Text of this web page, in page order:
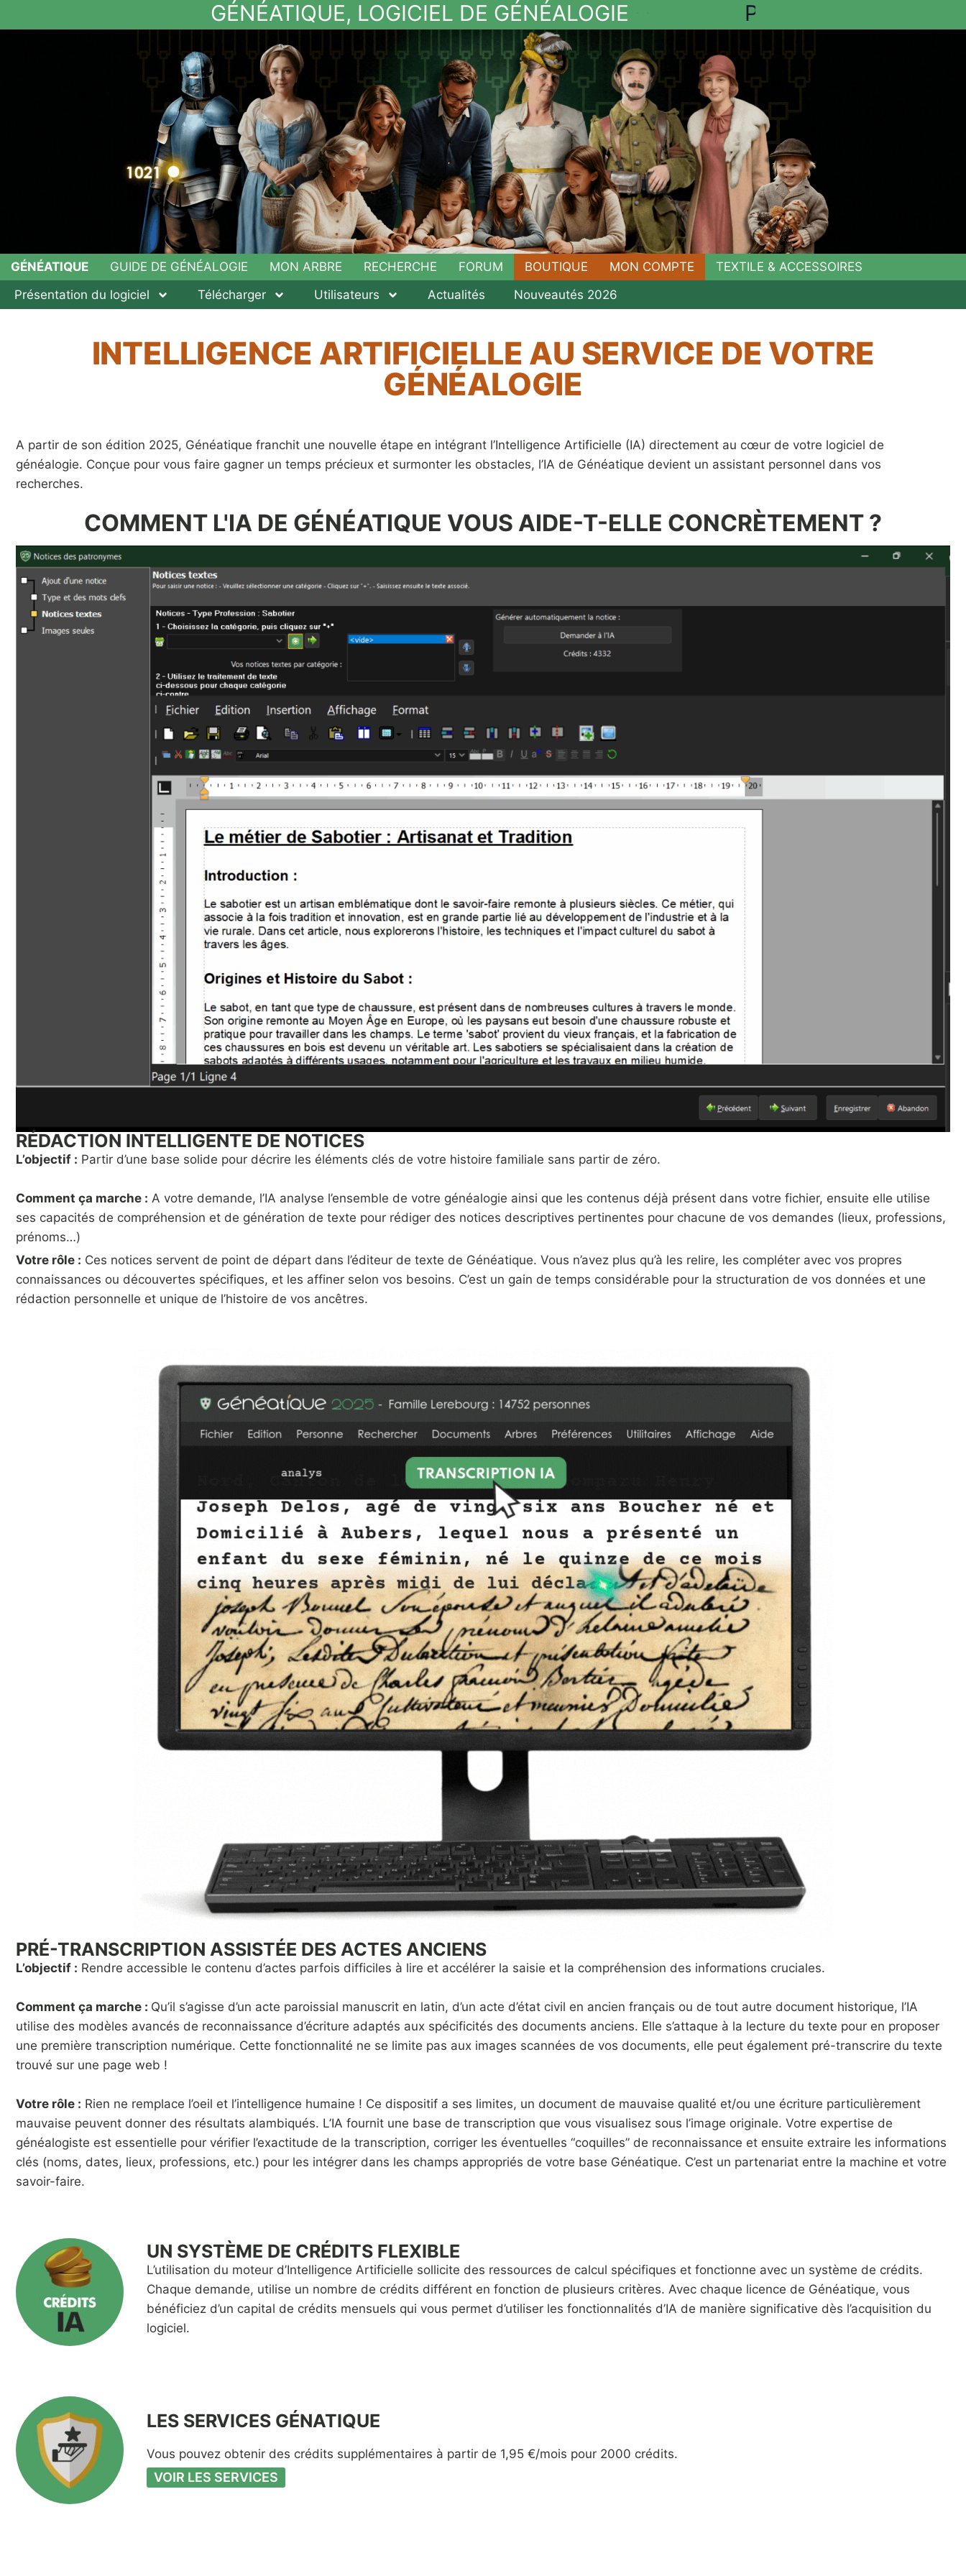
GÉNÉATIQUE, LOGICIEL DE GÉNÉALOGIE
GÉNÉATIQUE GUIDE DE GÉNÉALOGIE MON ARBRE RECHERCHE FORUM BOUTIQUE MON COMPTE
TEXTILE & ACCESSOIRES
Présentation du logiciel
Télécharger Utilisateurs Actualités Nouveautés 2026
INTELLIGENCE ARTIFICIELLE AU SERVICE DE VOTRE
GÉNÉALOGIE
A partir de son édition 2025, Généatique franchit une nouvelle étape en intégrant l’Intelligence Artificielle (IA) directement au cœur de votre logiciel de
généalogie. Conçue pour vous faire gagner un temps précieux et surmonter les obstacles, l’IA de Généatique devient un assistant personnel dans vos
recherches.
COMMENT L'IA DE GÉNÉATIQUE VOUS AIDE-T-ELLE CONCRÈTEMENT ?
RÉDACTION INTELLIGENTE DE NOTICES
L’objectif : Partir d’une base solide pour décrire les éléments clés de votre histoire familiale sans partir de zéro.
Comment ça marche : A votre demande, l’IA analyse l’ensemble de votre généalogie ainsi que les contenus déjà présent dans votre fichier, ensuite elle utilise
ses capacités de compréhension et de génération de texte pour rédiger des notices descriptives pertinentes pour chacune de vos demandes (lieux, professions,
prénoms…)
Votre rôle : Ces notices servent de point de départ dans l’éditeur de texte de Généatique. Vous n’avez plus qu’à les relire, les compléter avec vos propres
connaissances ou découvertes spécifiques, et les affiner selon vos besoins. C’est un gain de temps considérable pour la structuration de vos données et une
rédaction personnelle et unique de l’histoire de vos ancêtres.
PRÉ-TRANSCRIPTION ASSISTÉE DES ACTES ANCIENS
L’objectif : Rendre accessible le contenu d’actes parfois difficiles à lire et accélérer la saisie et la compréhension des informations cruciales.
Comment ça marche : Qu’il s’agisse d’un acte paroissial manuscrit en latin, d’un acte d’état civil en ancien français ou de tout autre document historique, l’IA
utilise des modèles avancés de reconnaissance d’écriture adaptés aux spécificités des documents anciens. Elle s’attaque à la lecture du texte pour en proposer
une première transcription numérique. Cette fonctionnalité ne se limite pas aux images scannées de vos documents, elle peut également pré-transcrire du texte
trouvé sur une page web !
Votre rôle : Rien ne remplace l’oeil et l’intelligence humaine ! Ce dispositif a ses limites, un document de mauvaise qualité et/ou une écriture particulièrement
mauvaise peuvent donner des résultats alambiqués. L’IA fournit une base de transcription que vous visualisez sous l’image originale. Votre expertise de
généalogiste est essentielle pour vérifier l’exactitude de la transcription, corriger les éventuelles “coquilles” de reconnaissance et ensuite extraire les informations
clés (noms, dates, lieux, professions, etc.) pour les intégrer dans les champs appropriés de votre base Généatique. C’est un partenariat entre la machine et votre
savoir-faire.
UN SYSTÈME DE CRÉDITS FLEXIBLE
L’utilisation du moteur d’Intelligence Artificielle sollicite des ressources de calcul spécifiques et fonctionne avec un système de crédits.
Chaque demande, utilise un nombre de crédits différent en fonction de plusieurs critères. Avec chaque licence de Généatique, vous
bénéficiez d’un capital de crédits mensuels qui vous permet d’utiliser les fonctionnalités d’IA de manière significative dès l’acquisition du
logiciel.
LES SERVICES GÉNATIQUE
Vous pouvez obtenir des crédits supplémentaires à partir de 1,95 €/mois pour 2000 crédits.
VOIR LES SERVICES